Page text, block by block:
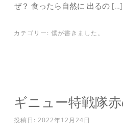
ぜ？ 食ったら自然に 出るの […]
カテゴリー: 僕が書きました。
ギニュー特戦隊
投稿日: 2022年12月24日